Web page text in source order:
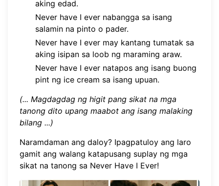
aking edad.
Never have I ever nabangga sa isang
salamin na pinto o pader.
Never have I ever may kantang tumatak sa
aking isipan sa loob ng maraming araw.
Never have I ever natapos ang isang buong
pint ng ice cream sa isang upuan.
(... Magdagdag ng higit pang sikat na mga
tanong dito upang maabot ang isang malaking
bilang ...)
Naramdaman ang daloy? Ipagpatuloy ang laro
gamit ang walang katapusang suplay ng mga
sikat na tanong sa Never Have I Ever!